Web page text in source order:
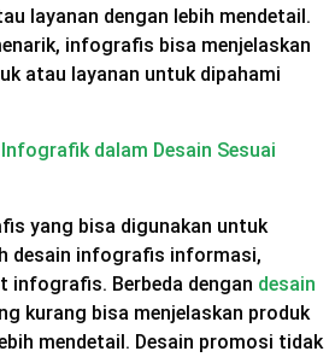
layanan dengan lebih mendetail.
infografis bisa menjelaskan
atau layanan untuk dipahami
dalam Desain Sesuai
yang bisa digunakan untuk
desain infografis informasi,
infografis. Berbeda dengan desain
kurang bisa menjelaskan produk
mendetail. Desain promosi tidak